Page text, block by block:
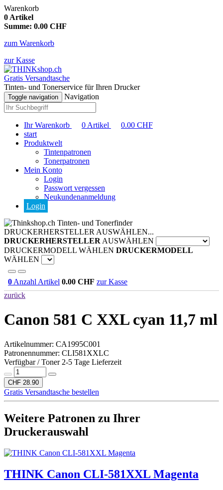
Warenkorb
0 Artikel
Summe: 0.00 CHF
zum Warenkorb
zur Kasse
Gratis Versandtasche
Tinten- und Tonerservice für Ihren Drucker
Toggle navigation Navigation
Ihr Warenkorb 0 Artikel 0.00 CHF
start
Produktwelt
Tintenpatronen
Tonerpatronen
Mein Konto
Login
Passwort vergessen
Neukundenanmeldung
Login
Tinten- und Tonerfinder
DRUCKERHERSTELLER AUSWÄHLEN...
DRUCKERHERSTELLER AUSWÄHLEN
DRUCKERMODELL WÄHLEN DRUCKERMODELL
WÄHLEN
0 Anzahl Artikel 0.00 CHF zur Kasse
zurück
Canon 581 C XXL cyan 11,7 ml
Artikelnummer: CA1995C001
Patronennummer: CLI581XXLC
Verfügbar / Toner 2-5 Tage Lieferzeit
CHF 28.90
Gratis Versandtasche bestellen
Weitere Patronen zu Ihrer
Druckerauswahl
THINK Canon CLI-581XXL Magenta